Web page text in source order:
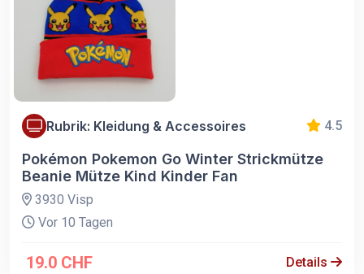
Rubrik: Kleidung & Accessoires 4.5
Pokémon Pokemon Go Winter Strickmütze
Beanie Mütze Kind Kinder Fan
3930 Visp
Vor 10 Tagen
19.0 CHF Details